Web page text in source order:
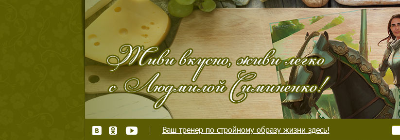
Ваш тренер по стройному образу жизни здесь!